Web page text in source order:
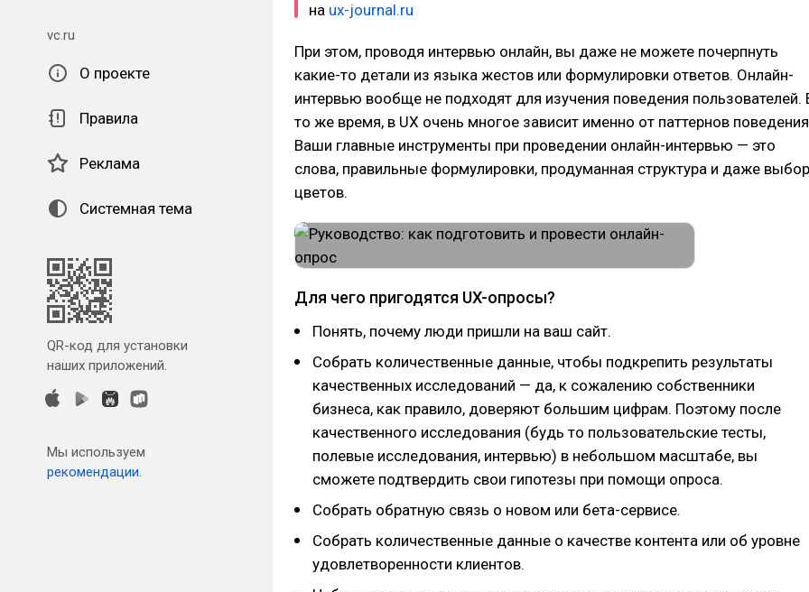
vc.ru
О проекте
Правила
Реклама
Системная тема
QR-код для установки
наших приложений.
Мы используем
рекомендации.
на ux-journal.ru
При этом, проводя интервью онлайн, вы даже не можете почерпнуть
какие-то детали из языка жестов или формулировки ответов. Онлайн-
интервью вообще не подходят для изучения поведения пользователей.
то же время, в UX очень многое зависит именно от паттернов
Ваши главные инструменты при проведении онлайн-интервью — это
слова, правильные формулировки, продуманная структура и даже выбор
цветов.
Для чего пригодятся UX-опросы?
Понять, почему люди пришли на ваш сайт.
Собрать количественные данные, чтобы подкрепить результаты
качественных исследований — да, к сожалению собственники
бизнеса, как правило, доверяют большим цифрам. Поэтому после
качественного исследования (будь то пользовательские тесты,
полевые исследования, интервью) в небольшом масштабе, вы
сможете подтвердить свои гипотезы при помощи опроса.
Собрать обратную связь о новом или бета-сервисе.
Собрать количественные данные о качестве контента или об уровне
удовлетворенности клиентов.